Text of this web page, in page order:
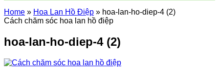
Home » Hoa Lan Hồ Điệp » hoa-lan-ho-diep-4 (2)
Cách chăm sóc hoa lan hồ điệp
hoa-lan-ho-diep-4 (2)